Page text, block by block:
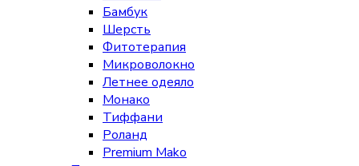
Бамбук
Шерсть
Фитотерапия
Микроволокно
Летнее одеяло
Монако
Тиффани
Роланд
Premium Mako